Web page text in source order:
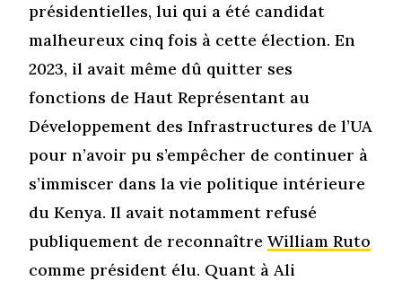
présidentielles, lui qui a été candidat
malheureux cinq fois à cette élection. En
2023, il avait même dû quitter ses
fonctions de Haut Représentant au
Développement des Infrastructures de l’UA
pour n’avoir pu s’empêcher de continuer à
s’immiscer dans la vie politique intérieure
du Kenya. Il avait notamment refusé
publiquement de reconnaîtreWilliam Ruto
comme président élu. Quant à Ali